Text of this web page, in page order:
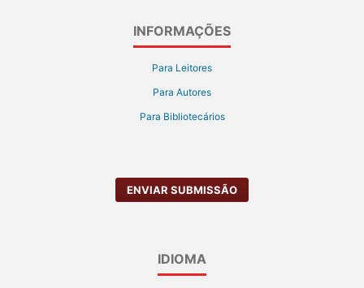
INFORMAÇÕES
Para Leitores
Para Autores
Para Bibliotecários
ENVIAR SUBMISSÃO
IDIOMA